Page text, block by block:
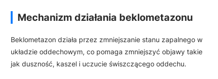
Mechanizm działania beklometazonu
Beklometazon działa przez zmniejszanie stanu zapalnego w
układzie oddechowym, co pomaga zmniejszyć objawy takie
jak duszność, kaszel i uczucie świszczącego oddechu.